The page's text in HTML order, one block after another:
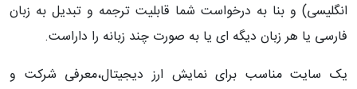
انگلیسی) و بنا به درخواست شما قابلیت ترجمه و تبدیل به زبان
فارسی یا هر زبان دیگه ای یا به صورت چند زبانه را داراست.
یک سایت مناسب برای نمایش ارز دیجیتال،معرفی شرکت و